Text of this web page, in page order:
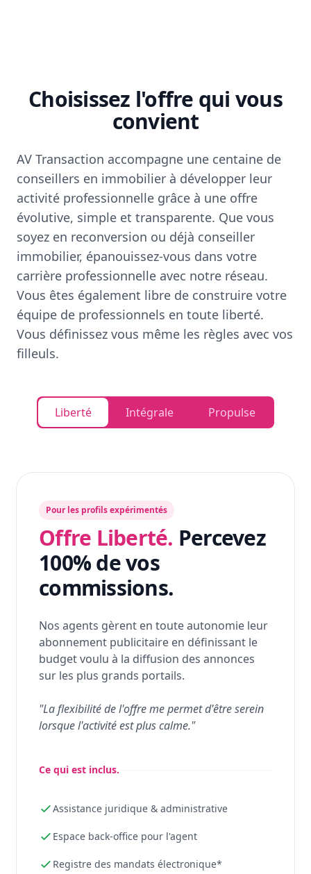
Choisissez l'offre qui vous
convient
AV Transaction accompagne une centaine de
conseillers en immobilier à développer leur
activité professionnelle grâce à une offre
évolutive, simple et transparente. Que vous
soyez en reconversion ou déjà conseiller
immobilier, épanouissez-vous dans votre
carrière professionnelle avec notre réseau.
Vous êtes également libre de construire votre
équipe de professionnels en toute liberté.
Vous définissez vous même les règles avec vos
filleuls.
Liberté Intégrale Propulse
Pour les profils expérimentés
Offre Liberté. Percevez
100% de vos
commissions.
Nos agents gèrent en toute autonomie leur
abonnement publicitaire en définissant le
budget voulu à la diffusion des annonces
sur les plus grands portails.
"La flexibilité de l'offre me permet d'être serein
lorsque l'activité est plus calme."
Ce qui est inclus.
Assistance juridique & administrative
Espace back-office pour l'agent
Registre des mandats électronique*